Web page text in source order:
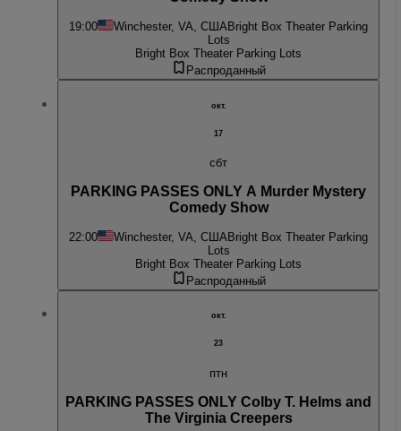
19:00 Winchester, VA, США Bright Box Theater Parking
Lots
Bright Box Theater Parking Lots
Распроданный
окт.
17
сбт
PARKING PASSES ONLY A Murder Mystery
Comedy Show
22:00 Winchester, VA, СШАBright Box Theater Parking
Lots
Bright Box Theater Parking Lots
Распроданный
окт.
23
птн
PARKING PASSES ONLY Colby T. Helms and
The Virginia Creepers